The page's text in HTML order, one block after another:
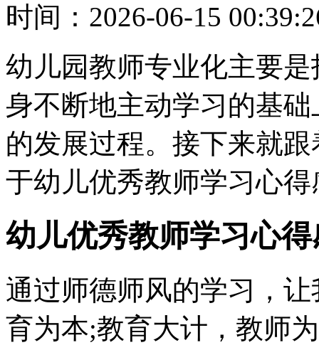
时间： 2026-06-15
幼儿园教师专业化主要
身不断地主动学习的基
的发展过程。接下来就
于幼儿优秀教师学习心
幼儿优秀教师学习心
通过师德师风的学习，
育为本;教育大计，教师